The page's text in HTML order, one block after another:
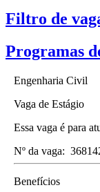
Filtro de
Programas
Engenharia Civil
Vaga de Estágio
Essa vaga é para
Nº da vaga:
Benefícios